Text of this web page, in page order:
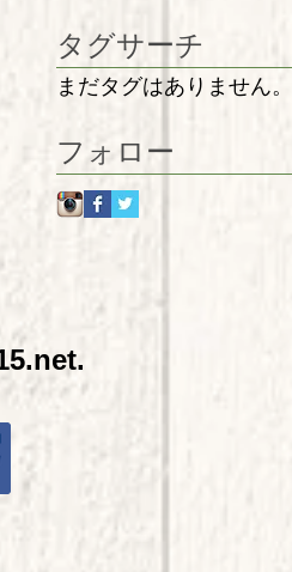
タグサーチ
まだタグはありません。
フォロー